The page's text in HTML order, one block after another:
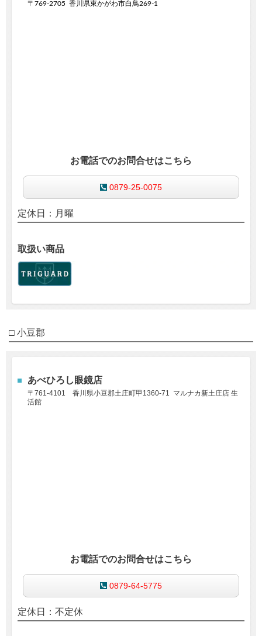
〒 769-2705 香川県東かがわ市白鳥269-1
お電話でのお問合せはこちら
0879-25-0075
定休日：月曜
取扱い商品
□ 小豆郡
あべひろし眼鏡店
〒761-4101 香川県小豆郡土庄町甲1360-71 マルナカ新土庄店 生
活館
お電話でのお問合せはこちら
0879-64-5775
定休日：不定休